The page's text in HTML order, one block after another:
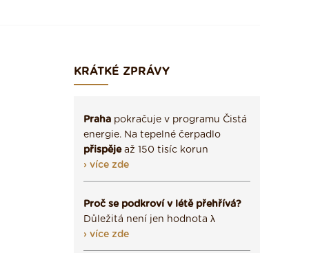
KRÁTKÉ ZPRÁVY
Praha pokračuje v programu Čistá
energie. Na tepelné čerpadlo
přispějeaž 150 tisíc korun
› více zde
Proč se podkroví v létě přehřívá?
Důležitá není jen hodnota λ
› více zde